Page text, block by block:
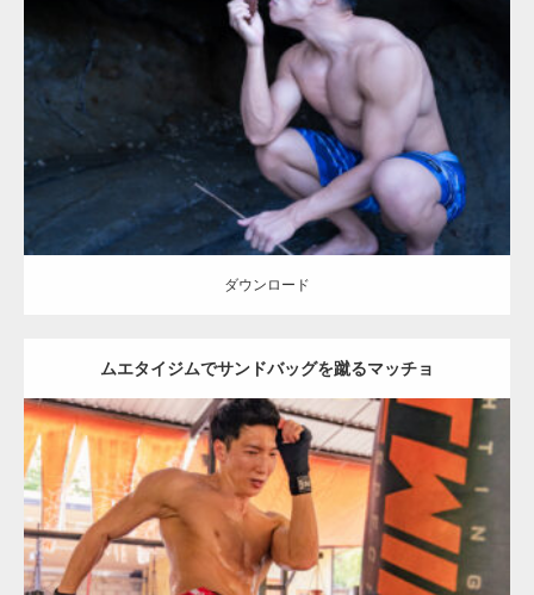
Update: 2021.09.18
海のマッチョ3 kaichan 外資系筋肉 大胸筋 肩
ダウンロード
ダウンロード
ムエタイジムでサンドバッグを蹴るマッチョ
Update: 2023.09.8
Category:ムエタイのマッチョ in チェンマイ(タイ) オレンジの人
AKIHITO(細マッチョ) チェンマイ(タイ)